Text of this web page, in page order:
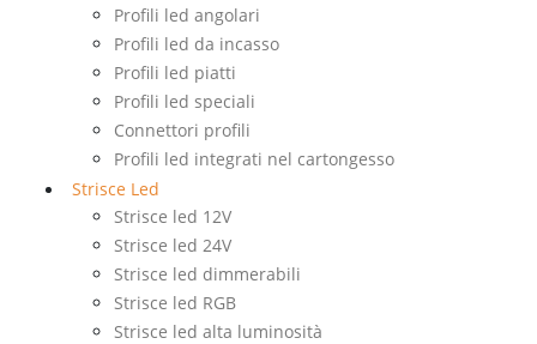
Profili led angolari
Profili led da incasso
Profili led piatti
Profili led speciali
Connettori profili
Profili led integrati nel cartongesso
Strisce Led
Strisce led 12V
Strisce led 24V
Strisce led dimmerabili
Strisce led RGB
Strisce led alta luminosità